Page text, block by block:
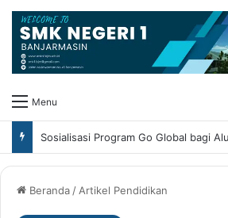
Menu
Beranda/Artikel Pendidikan